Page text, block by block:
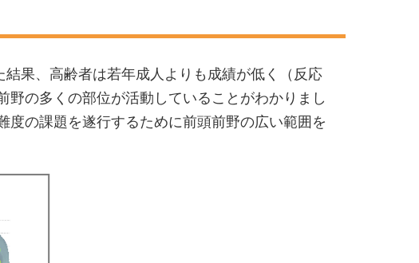
果、高齢者は若年成人よりも成績が低く（反応
の多くの部位が活動していることがわかりまし
の課題を遂行するために前頭前野の広い範囲を